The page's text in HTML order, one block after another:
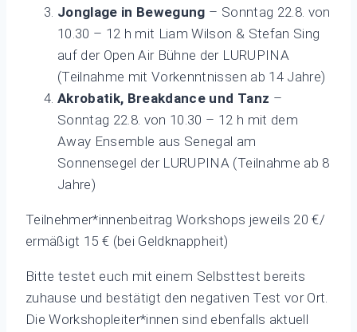
Jonglage in Bewegung – Sonntag 22.8. von
10.30 – 12 h mit Liam Wilson & Stefan Sing
auf der Open Air Bühne der LURUPINA
(Teilnahme mit Vorkenntnissen ab 14 Jahre)
Akrobatik, Breakdance und Tanz –
Sonntag 22.8. von 10.30 – 12 h mit dem
Away Ensemble aus Senegal am
Sonnensegel der LURUPINA (Teilnahme ab 8
Jahre)
Teilnehmer*innenbeitrag Workshops jeweils 20 €/
ermäßigt 15 € (bei Geldknappheit)
Bitte testet euch mit einem Selbsttest bereits
zuhause und bestätigt den negativen Test vor Ort.
Die Workshopleiter*innen sind ebenfalls aktuell